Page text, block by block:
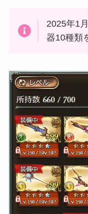
2025年1
器10種類